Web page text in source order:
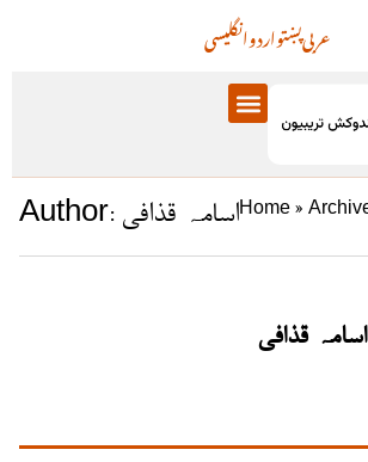
انگلیسیاردوپښتوعربی
Author: اسامہ قذافیHome »
اسامہ قذافی